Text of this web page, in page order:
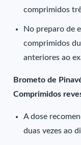
comprimidos
No preparo de
comprimidos
anteriores ao
Brometo de
Comprimidos
A dose
duas vezes ao